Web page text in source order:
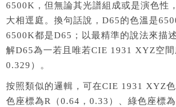
6500K，但無論其光譜組成或是演色性
大相逕庭。換句話說，D65的色溫是
6500K都是D65；以最精準的說法來描
解D65為一若且唯若CIE 1931 XYZ空間
0.329）。
按照類似的邏輯，可在CIE 1931 XYZ
色座標為R（0.64，0.33）、綠色座標